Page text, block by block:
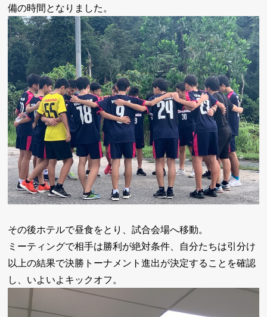
備の時間となりました。
その後ホテルで昼食をとり、試合会場へ移動。
ミーティングで相手は勝利が絶対条件、自分たちは引分け
以上の結果で決勝トーナメント進出が決定することを確認
し、いよいよキックオフ。